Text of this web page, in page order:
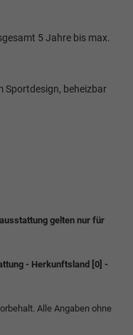
5 Jahre bis max.
Sportdesign, beheizbar
gelten nur für
- Herkunftsland [0] -
Alle Angaben ohne